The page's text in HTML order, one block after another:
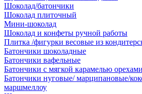
Шоколад/батончики
Шоколад плиточный
Мини-шоколад
Шоколад и конфеты ручной работы
Плитка /фигурки весовые из
Батончики шоколадные
Батончики вафельные
Батончики с мягкой карамелью
Батончики нуговые/ марципановые/
маршмеллоу